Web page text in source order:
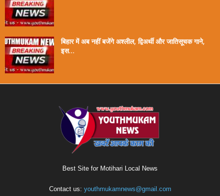
बिहार में अब नहीं बजेंगे अश्लील, द्विअर्थी और जातिसूचक गाने,
इस...
Best Site for Motihari Local News
Contact us: youthmukamnews@gmail.com